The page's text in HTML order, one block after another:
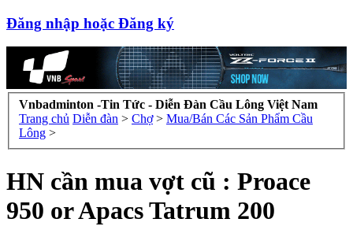
Đăng nhập hoặc Đăng ký
Vnbadminton -Tin Tức - Diễn Đàn Cầu Lông Việt Nam
Trang chủ Diễn đàn > Chợ > Mua/Bán Các Sản Phẩm Cầu
Lông >
HN cần mua vợt cũ : Proace
950 or Apacs Tatrum 200